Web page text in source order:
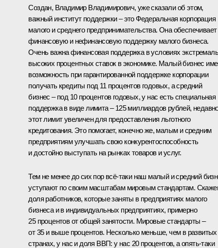
Создан, Владимир Владимирович, уже сказали об этом,
важный институт поддержки – это Федеральная корпорация
малого и среднего предпринимательства. Она обеспечивает
финансовую и нефинансовую поддержку малого бизнеса.
Очень важна финансовая поддержка в условиях
высоких процентных ставок в экономике. Малый бизнес
возможность при гарантированной поддержке корпорации
получать кредиты под 11 процентов годовых, а средний
бизнес – под 10 процентов годовых, у нас есть специальная
поддержка в виде лимита – 125 миллиардов рублей,
этот лимит увеличен для предоставления льготного
кредитования. Это помогает, конечно же, малым и средним
предприятиям улучшать свою конкурентоспособность
и достойно выступать на рынках товаров и услуг.
Тем не менее до сих пор всё‑таки наш малый и средний
уступают по своим масштабам мировым стандартам.
доля работников, которые заняты в предприятиях малого
бизнеса и в индивидуальных предприятиях, примерно
25 процентов от общей занятости. Мировые стандарты –
от 35 и выше процентов. Несколько меньше, чем в развитых
странах, у нас и доля ВВП: у нас 20 процентов, а опять‑таки